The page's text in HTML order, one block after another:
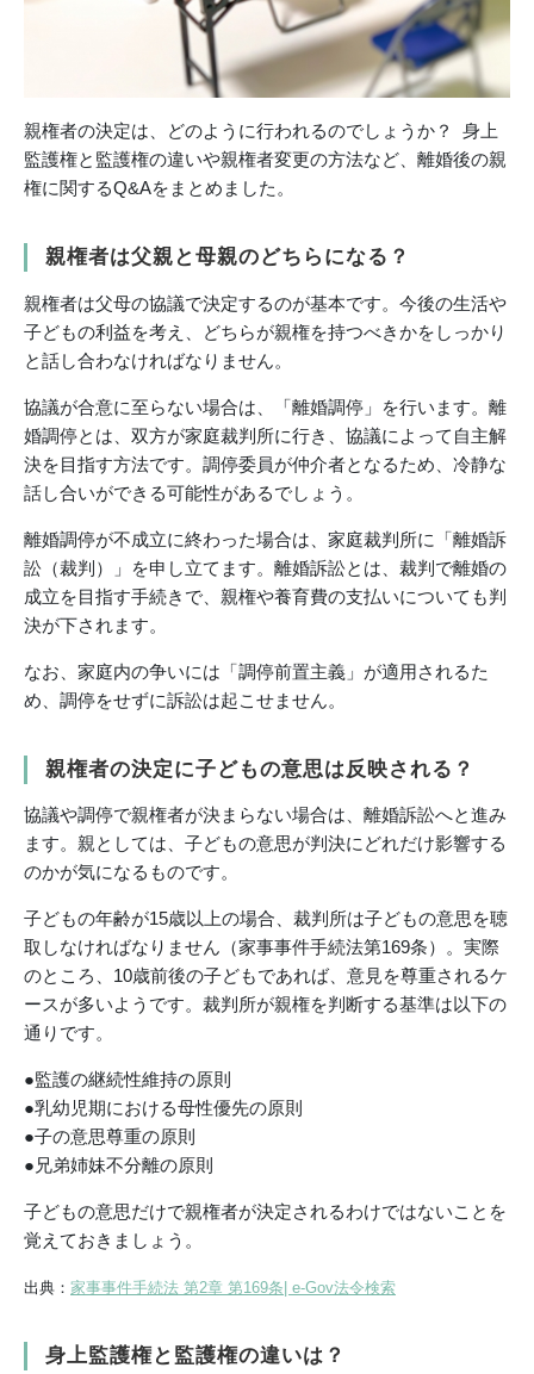
親権者の決定は、どのように行われるのでしょうか？ 身上
監護権と監護権の違いや親権者変更の方法など、離婚後の親
権に関するQ&Aをまとめました。
親権者は父親と母親のどちらになる？
親権者は父母の協議で決定するのが基本です。今後の生活や
子どもの利益を考え、どちらが親権を持つべきかをしっかり
と話し合わなければなりません。
協議が合意に至らない場合は、「離婚調停」を行います。離
婚調停とは、双方が家庭裁判所に行き、協議によって自主解
決を目指す方法です。調停委員が仲介者となるため、冷静な
話し合いができる可能性があるでしょう。
離婚調停が不成立に終わった場合は、家庭裁判所に「離婚訴
訟（裁判）」を申し立てます。離婚訴訟とは、裁判で離婚の
成立を目指す手続きで、親権や養育費の支払いについても判
決が下されます。
なお、家庭内の争いには「調停前置主義」が適用されるた
め、調停をせずに訴訟は起こせません。
親権者の決定に子どもの意思は反映される？
協議や調停で親権者が決まらない場合は、離婚訴訟へと進み
ます。親としては、子どもの意思が判決にどれだけ影響する
のかが気になるものです。
子どもの年齢が15歳以上の場合、裁判所は子どもの意思を聴
取しなければなりません（家事事件手続法第169条）。実際
のところ、10歳前後の子どもであれば、意見を尊重されるケ
ースが多いようです。裁判所が親権を判断する基準は以下の
通りです。
●監護の継続性維持の原則
●乳幼児期における母性優先の原則
●子の意思尊重の原則
●兄弟姉妹不分離の原則
子どもの意思だけで親権者が決定されるわけではないことを
覚えておきましょう。
出典： 家事事件手続法 第2章 第169条| e-Gov法令検索
身上監護権と監護権の違いは？